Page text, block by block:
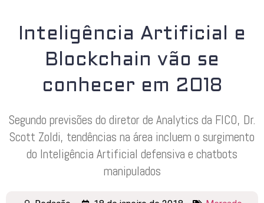
Inteligência Artificial e
Blockchain vão se
conhecer em 2018
Segundo previsões do diretor de Analytics da FICO, Dr.
Scott Zoldi, tendências na área incluem o surgimento
do Inteligência Artificial defensiva e chatbots
manipulados